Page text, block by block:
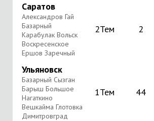
Саратов
Александров Гай
Базарный
Карабулак Вольск
Воскресенское
Ершов Заречный
2Тем 2
Ульяновск
Базарный Сызган
Барыш Большое
Нагаткино
Вешкайма Глотовка
Димитровград
1Тем 44